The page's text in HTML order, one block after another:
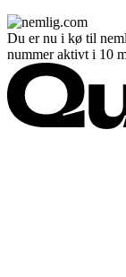
Du er nu i kø til
nummer aktivt i 10